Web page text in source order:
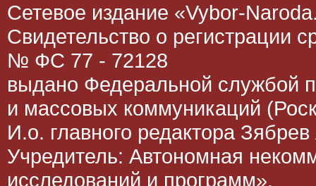
Сетевое издание «Vybor-
Свидетельство о регистрации
№ ФС 77 - 72128
выдано Федеральной службой
и массовых коммуникаций
И.о. главного редактора
Учредитель: Автономная
исследований и программ».